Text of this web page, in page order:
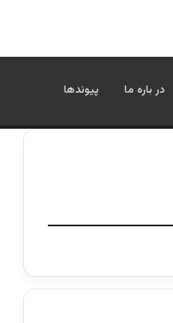
در باره ما پیوندها